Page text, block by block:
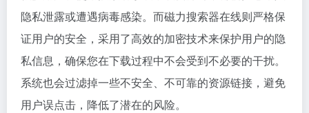
隐私泄露或遭遇病毒感染。而磁力搜索器在线则严格保
证用户的安全，采用了高效的加密技术来保护用户的隐
私信息，确保您在下载过程中不会受到不必要的干扰。
系统也会过滤掉一些不安全、不可靠的资源链接，避免
用户误点击，降低了潜在的风险。